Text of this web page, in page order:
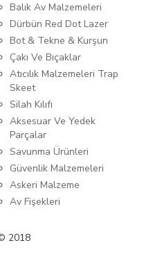
Balık Av Malzemeleri
Dürbün Red Dot Lazer
Bot & Tekne & Kurşun
Çakı Ve Bıçaklar
Atıcılık Malzemeleri Trap
Skeet
Silah Kılıfı
Aksesuar Ve Yedek
Parçalar
Savunma Ürünleri
Güvenlik Malzemeleri
Askeri Malzeme
Av Fişekleri
2018